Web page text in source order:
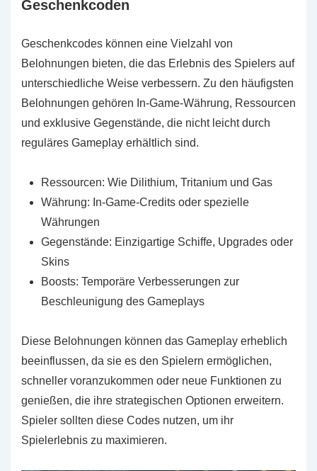
Geschenkcoden
Geschenkcodes können eine Vielzahl von
Belohnungen bieten, die das Erlebnis des Spielers auf
unterschiedliche Weise verbessern. Zu den häufigsten
Belohnungen gehören In-Game-Währung, Ressourcen
und exklusive Gegenstände, die nicht leicht durch
reguläres Gameplay erhältlich sind.
Ressourcen: Wie Dilithium, Tritanium und Gas
Währung: In-Game-Credits oder spezielle
Währungen
Gegenstände: Einzigartige Schiffe, Upgrades oder
Skins
Boosts: Temporäre Verbesserungen zur
Beschleunigung des Gameplays
Diese Belohnungen können das Gameplay erheblich
beeinflussen, da sie es den Spielern ermöglichen,
schneller voranzukommen oder neue Funktionen zu
genießen, die ihre strategischen Optionen erweitern.
Spieler sollten diese Codes nutzen, um ihr
Spielerlebnis zu maximieren.